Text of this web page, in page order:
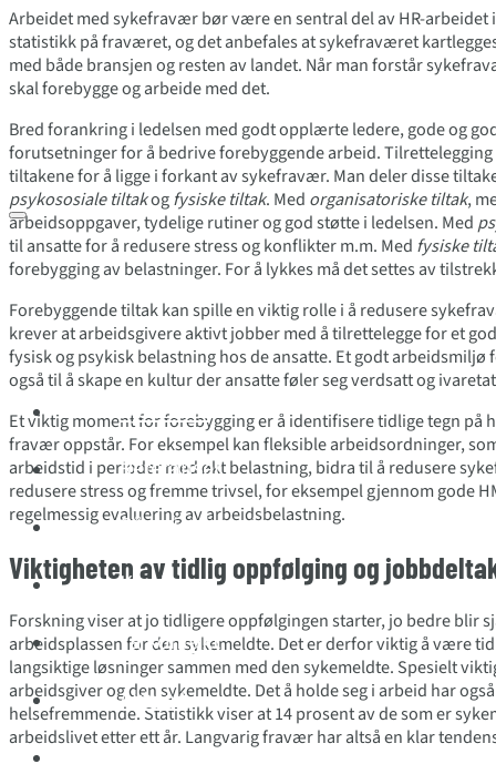
Tjenester
Referanser
Sånn jobber vi
Karriere
Ta kontakt
Aktuelt
Arrangement
Arbeidet med sykefravær bør være en sentral del av HR-arbeidet
statistikk på fraværet, og det anbefales at sykefraværet
med både bransjen og resten av landet. Når man forstår
skal forebygge og arbeide med det.
Bred forankring i ledelsen med godt opplærte ledere, gode og
forutsetninger for å bedrive forebyggende arbeid.
tiltakene for å ligge i forkant av sykefravær. Man deler disse
psykososiale tiltakogfysiske tiltak. Med organisatoriske tiltak,
arbeidsoppgaver, tydelige rutiner og god støtte i ledelsen. Med
til ansatte for å redusere stress og konflikter m.m. Med fysiske
forebygging av belastninger. For å lykkes må det settes av
Forebyggende tiltak kan spille en viktig rolle i å redusere
krever at arbeidsgivere aktivt jobber med å tilrettelegge for et
fysisk og psykisk belastning hos de ansatte. Et godt
også til å skape en kultur der ansatte føler seg verdsatt og
Et viktig moment for forebygging er å identifisere tidlige tegn på
fravær oppstår. For eksempel kan fleksible arbeidsordninger,
arbeidstid i perioder med økt belastning, bidra til å redusere
redusere stress og fremme trivsel, for eksempel gjennom gode
regelmessig evaluering av arbeidsbelastning.
Viktigheten av tidlig oppfølging og
Forskning viser at jo tidligere oppfølgingen starter, jo bedre blir
arbeidsplassen for den sykemeldte. Det er derfor viktig å være
langsiktige løsninger sammen med den sykemeldte. Spesielt
arbeidsgiver og den sykemeldte. Det å holde seg i arbeid har
helsefremmende. Statistikk viser at 14 prosent av de som er
arbeidslivet etter ett år. Langvarig fravær har altså en klar